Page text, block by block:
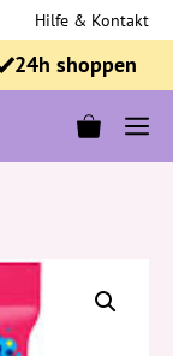
Hilfe & Kontakt
24h shoppen